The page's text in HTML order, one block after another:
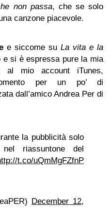
non passa, che se solo
canzone piacevole.
e siccome su La vita e la
e si è espressa pure la mia
al mio account iTunes,
per un po’ di
dall’amico Andrea Per di
la pubblicità solo
riassuntone del
t.co/uQmMgFZfnP
December 12,